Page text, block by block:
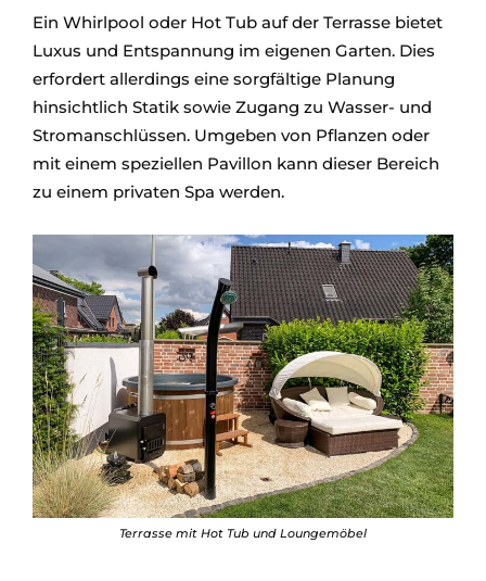
Ein Whirlpool oder Hot Tub auf der Terrasse bietet
Luxus und Entspannung im eigenen Garten. Dies
erfordert allerdings eine sorgfältige Planung
hinsichtlich Statik sowie Zugang zu Wasser- und
Stromanschlüssen. Umgeben von Pflanzen oder
mit einem speziellen Pavillon kann dieser Bereich
zu einem privaten Spa werden.
Terrasse mit Hot Tub und Loungemöbel